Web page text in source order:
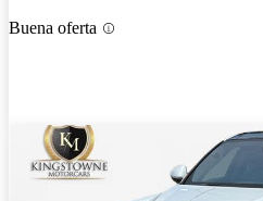
Buena oferta